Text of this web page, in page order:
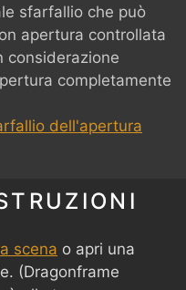
sfarfallio che può
apertura controllata
considerazione
completamente
dell'apertura
scena o apri una
(Dragonframe